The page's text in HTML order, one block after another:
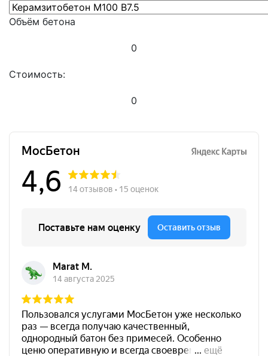
Объём бетона
0
Стоимость:
0